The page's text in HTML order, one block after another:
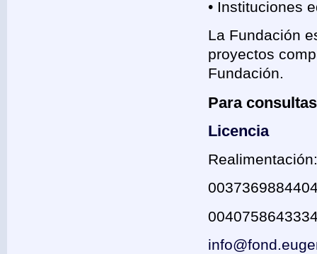
• Instituciones
La Fundación
proyectos
Fundación.
Para
Licencia